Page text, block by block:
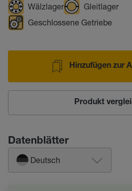
Wälzlager
Gleitlager
Geschlossene Getriebe
Hinzufügen zur
Produkt
Datenblätter
Deutsch